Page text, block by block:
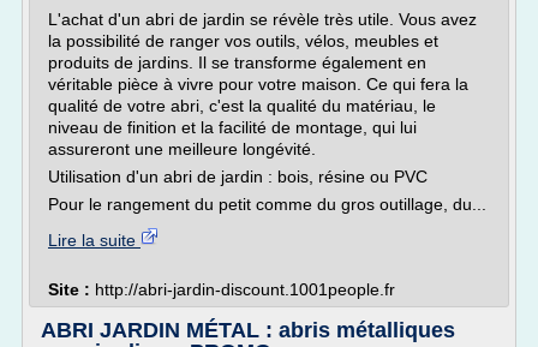
L'achat d'un abri de jardin se révèle très utile. Vous avez
la possibilité de ranger vos outils, vélos, meubles et
produits de jardins. Il se transforme également en
véritable pièce à vivre pour votre maison. Ce qui fera la
qualité de votre abri, c'est la qualité du matériau, le
niveau de finition et la facilité de montage, qui lui
assureront une meilleure longévité.
Utilisation d'un abri de jardin : bois, résine ou PVC
Pour le rangement du petit comme du gros outillage, du...
Lire la suite
Site : http://abri-jardin-discount.1001people.fr
ABRI JARDIN MÉTAL : abris métalliques